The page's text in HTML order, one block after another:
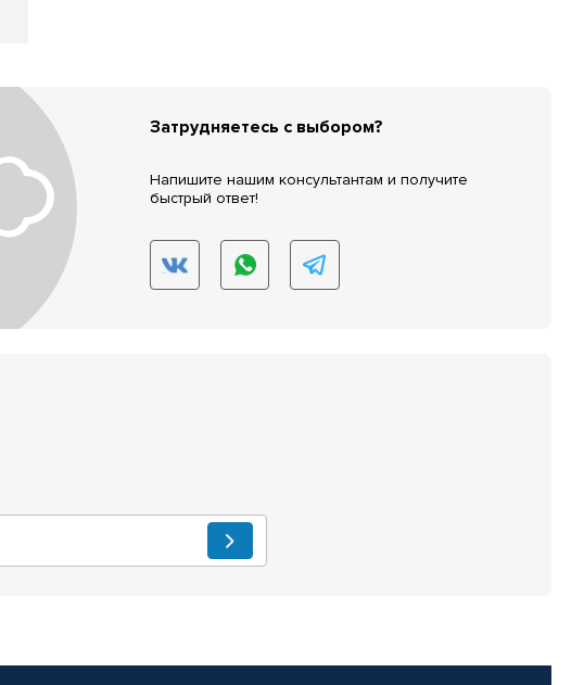
Затрудняетесь с выбором?
Напишите нашим консультантам и получите
быстрый ответ!